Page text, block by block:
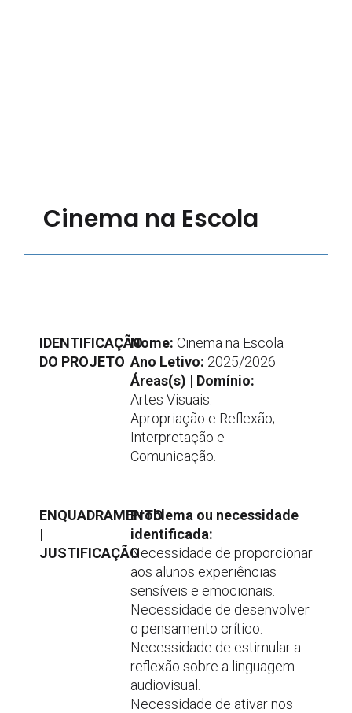
Cinema na Escola
IDENTIFICAÇÃO
DO PROJETO
Nome: Cinema na Escola
Ano Letivo: 2025/2026
Áreas(s) | Domínio:
Artes Visuais.
Apropriação e Reflexão;
Interpretação e
Comunicação.
ENQUADRAMENTO
|
JUSTIFICAÇÃO
Problema ou necessidade
identificada:
Necessidade de proporcionar
aos alunos experiências
sensíveis e emocionais.
Necessidade de desenvolver
o pensamento crítico.
Necessidade de estimular a
reflexão sobre a linguagem
audiovisual.
Necessidade de ativar nos